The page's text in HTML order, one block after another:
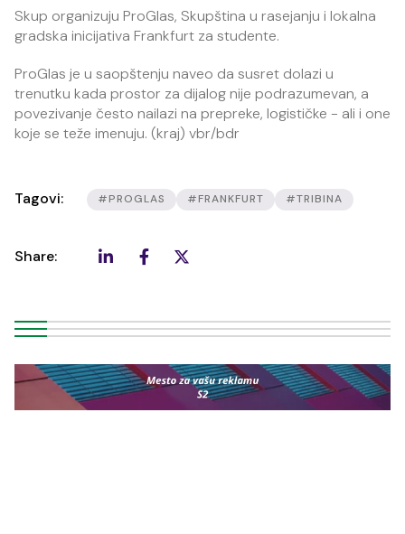
Skup organizuju ProGlas, Skupština u rasejanju i lokalna
gradska inicijativa Frankfurt za studente.
ProGlas je u saopštenju naveo da susret dolazi u
trenutku kada prostor za dijalog nije podrazumevan, a
povezivanje često nailazi na prepreke, logističke - ali i one
koje se teže imenuju. (kraj) vbr/bdr
Tagovi: #PROGLAS #FRANKFURT #TRIBINA
Share: